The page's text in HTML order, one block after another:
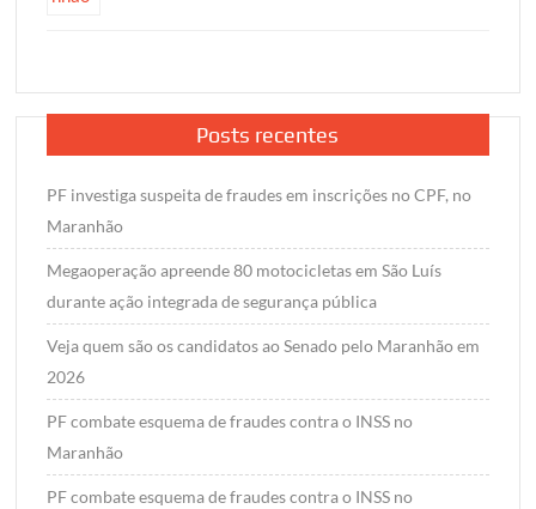
Posts recentes
PF investiga suspeita de fraudes em inscrições no CPF, no
Maranhão
Megaoperação apreende 80 motocicletas em São Luís
durante ação integrada de segurança pública
Veja quem são os candidatos ao Senado pelo Maranhão em
2026
PF combate esquema de fraudes contra o INSS no
Maranhão
PF combate esquema de fraudes contra o INSS no